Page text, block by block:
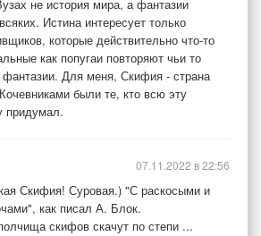
не история мира, а фантазии
Истина интересует только
которые действительно что-то
как попугаи повторяют чьи то
фантазии. Для меня, Скифия - страна
были те, кто всю эту
придумал.
Скифия! Суровая.) "С раскосыми и
как писал А. Блок.
скифов скачут по степи ...
07.11.2022 в 22:56